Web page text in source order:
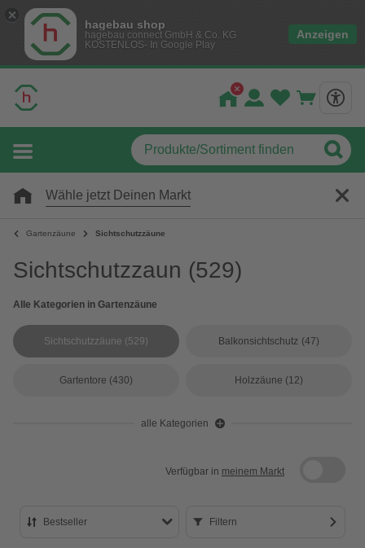
hagebau shop
hagebau connect GmbH & Co. KG
KOSTENLOS- In Google Play
Anzeigen
Wähle jetzt Deinen Markt
Gartenzäune Sichtschutzzäune
Sichtschutzzaun (529)
Alle Kategorien in Gartenzäune
Sichtschutzzäune (529) Balkonsichtschutz (47)
Gartentore (430) Holzzäune (12)
alle Kategorien
Verfügbar in meinem Markt
Bestseller Filtern